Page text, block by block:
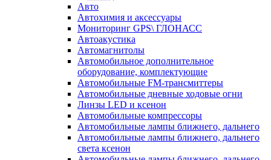
Авто
Автохимия и аксессуары
Мониторинг GPS\ ГЛОНАСС
Автоакустика
Автомагнитолы
Автомобильное дополнительное
оборудование, комплектующие
Автомобильные FM-трансмиттеры
Автомобильные дневные ходовые огни
Линзы LED и ксенон
Автомобильные компрессоры
Автомобильные лампы ближнего, дальнего
Автомобильные лампы ближнего, дальнего
света ксенон